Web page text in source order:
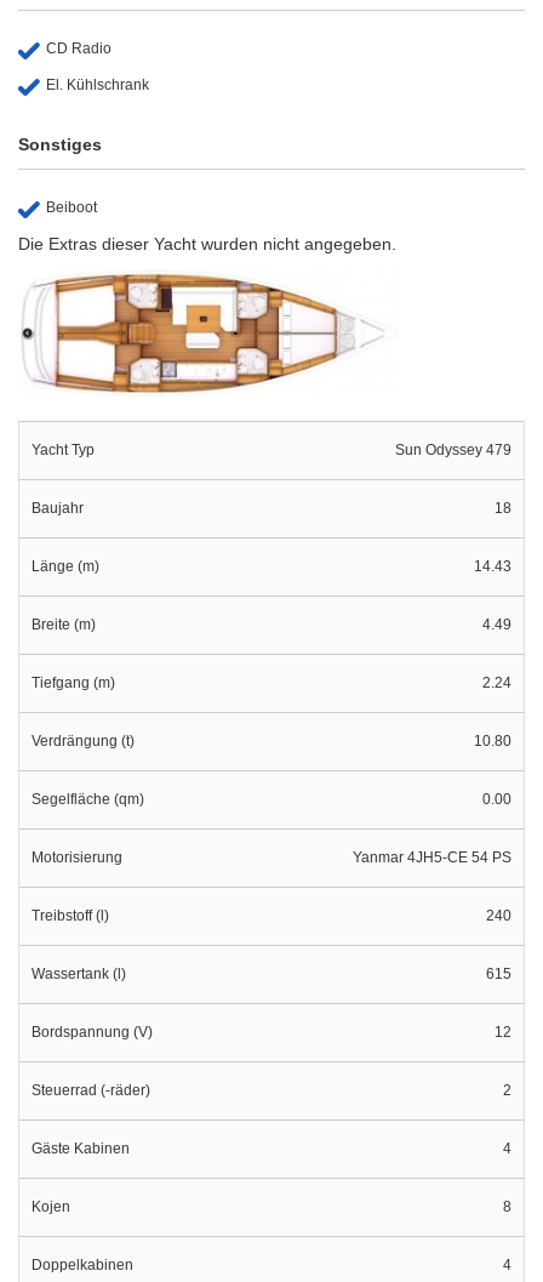
CD Radio
El. Kühlschrank
Sonstiges
Beiboot
Die Extras dieser Yacht wurden nicht angegeben.
Yacht Typ Sun Odyssey 479
Baujahr 18
Länge (m) 14.43
Breite (m) 4.49
Tiefgang (m) 2.24
Verdrängung (t) 10.80
Segelfläche (qm) 0.00
Motorisierung Yanmar 4JH5-CE 54 PS
Treibstoff (l) 240
Wassertank (l) 615
Bordspannung (V) 12
Steuerrad (-räder) 2
Gäste Kabinen 4
Kojen 8
Doppelkabinen 4